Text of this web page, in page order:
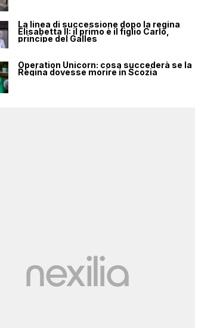
La linea di successione dopo la regina
Elisabetta II: il primo è il figlio Carlo,
principe del Galles
Operation Unicorn: cosa succederà se la
Regina dovesse morire in Scozia